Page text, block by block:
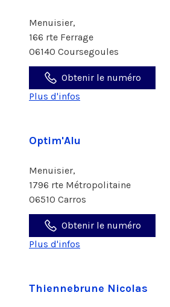
Menuisier,
166 rte Ferrage
06140 Coursegoules
Obtenir le numéro
Plus d'infos
Optim'Alu
Menuisier,
1796 rte Métropolitaine
06510 Carros
Obtenir le numéro
Plus d'infos
Thiennebrune Nicolas